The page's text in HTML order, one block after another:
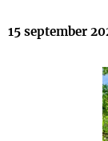
vrijdag
15 september